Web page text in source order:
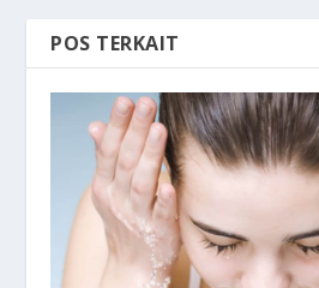
POS TERKAIT